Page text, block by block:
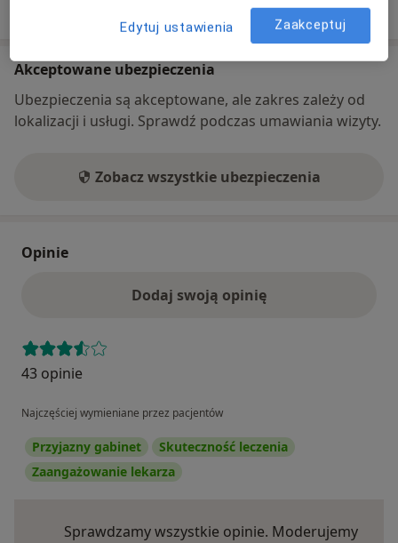
o adresie
Akceptowane ubezpieczenia
Ubezpieczenia są akceptowane, ale zakres zależy od
lokalizacji i usługi. Sprawdź podczas umawiania wizyty.
Zobacz wszystkie ubezpieczenia
Opinie
Dodaj swoją opinię
43 opinie
Najczęściej wymieniane przez pacjentów
Przyjazny gabinet
Skuteczność leczenia
Zaangażowanie lekarza
Sprawdzamy wszystkie opinie. Moderujemy
Edytuj ustawienia Zaakceptuj